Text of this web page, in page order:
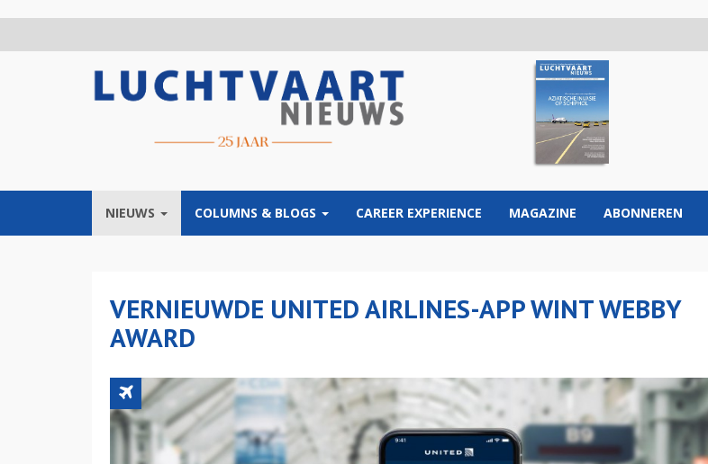
NIEUWS COLUMNS & BLOGS CAREER EXPERIENCE MAGAZINE ABONNEREN
VERNIEUWDE UNITED AIRLINES-APP WINT WEBBY
AWARD